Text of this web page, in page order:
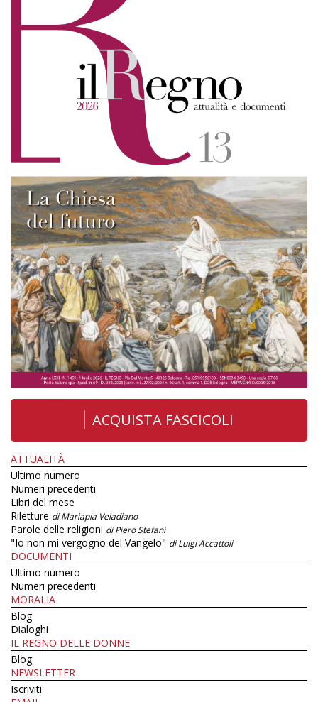
ACQUISTA FASCICOLI
ATTUALITÀ
Ultimo numero
Numeri precedenti
Libri del mese
Riletture di Mariapia Veladiano
Parole delle religioni di Piero Stefani
"Io non mi vergogno del Vangelo" di Luigi Accattoli
DOCUMENTI
Ultimo numero
Numeri precedenti
MORALIA
Blog
Dialoghi
IL REGNO DELLE DONNE
Blog
NEWSLETTER
Iscriviti